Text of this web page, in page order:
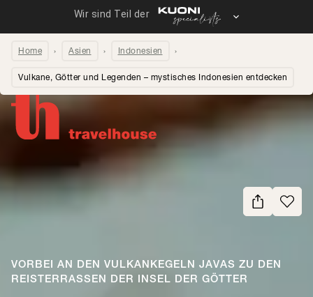
Home Asien Indonesien
Vulkane, Götter und Legenden – mystisches Indonesien entdecken
VORBEI AN DEN VULKANKEGELN JAVAS ZU DEN
REISTERRASSEN DER INSEL DER GÖTTER